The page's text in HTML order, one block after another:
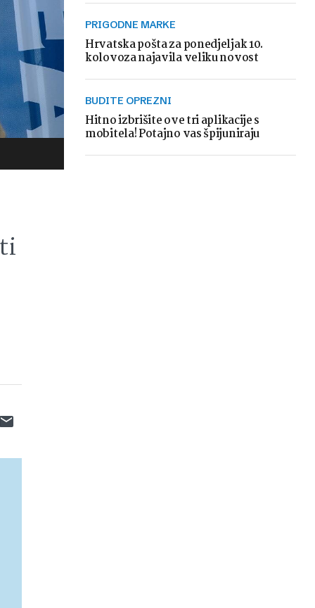
PRIGODNE MARKE
Hrvatska pošta za ponedjeljak 10.
kolovoza najavila veliku novost
BUDITE OPREZNI
Hitno izbrišite ove tri aplikacije s
mobitela! Potajno vas špijuniraju